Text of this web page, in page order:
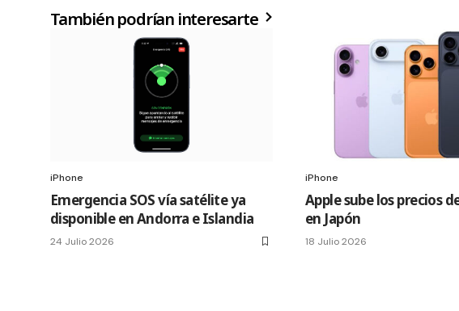
También podrían interesarte
iPhone
Emergencia SOS vía satélite ya
disponible en Andorra e Islandia
24 Julio 2026
iPhone
Apple sube los precios
en Japón
18 Julio 2026